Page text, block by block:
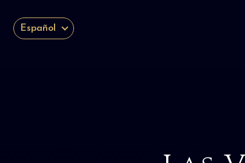
Español